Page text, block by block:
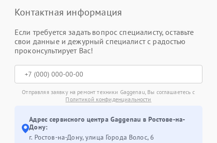
Контактная информация
Если требуется задать вопрос специалисту, оставьте
свои данные и дежурный специалист с радостью
проконсультирует Вас!
Отправляя заявку на ремонт техники Gaggenau, Вы соглашаетесь с
Политикой конфиденциальности
Адрес сервисного центра Gaggenau в Ростове-на-
Дону:
г. Ростов-на-Дону, улица Города Волос, 6